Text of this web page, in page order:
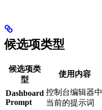
候选项类型
候选项类
型
使用内容
Dashboard
Prompt
控制台编辑器中
当前的提示词